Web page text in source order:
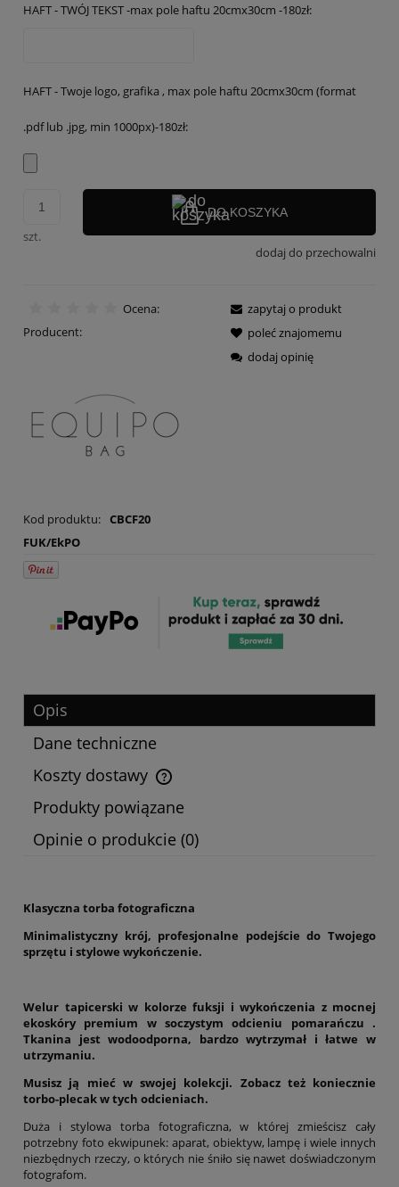
HAFT - TWÓJ TEKST -max pole haftu 20cmx30cm -180zł:
HAFT - Twoje logo, grafika , max pole haftu 20cmx30cm (format
.pdf lub .jpg, min 1000px)-180zł:
szt.
DO KOSZYKA
dodaj do przechowalni
Ocena:
Producent:
Kod produktu: CBCF20
FUK/EkPO
zapytaj o produkt
poleć znajomemu
dodaj opinię
Opis
Dane techniczne
Koszty dostawy
Cena nie zawiera ewentualnych kosztów płatności
Produkty powiązane
Opinie o produkcie (0)
Klasyczna torba fotograficzna
Minimalistyczny krój, profesjonalne podejście do Twojego
sprzętu i stylowe wykończenie.
Welur tapicerski w kolorze fuksji i wykończenia z mocnej
ekoskóry premium w soczystym odcieniu pomarańczu .
Tkanina jest wodoodporna, bardzo wytrzymał i łatwe w
utrzymaniu.
Musisz ją mieć w swojej kolekcji. Zobacz też koniecznie
torbo-plecak w tych odcieniach.
Duża i stylowa torba fotograficzna, w której zmieścisz cały
potrzebny foto ekwipunek: aparat, obiektyw, lampę i wiele innych
niezbędnych rzeczy, o których nie śniło się nawet doświadczonym
fotografom.